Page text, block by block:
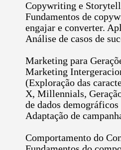
Copywriting e
Fundamentos de
engajar e converter.
Análise de casos de
Marketing para
Marketing
(Exploração das
X, Millennials,
de dados
Adaptação de
Comportamento do